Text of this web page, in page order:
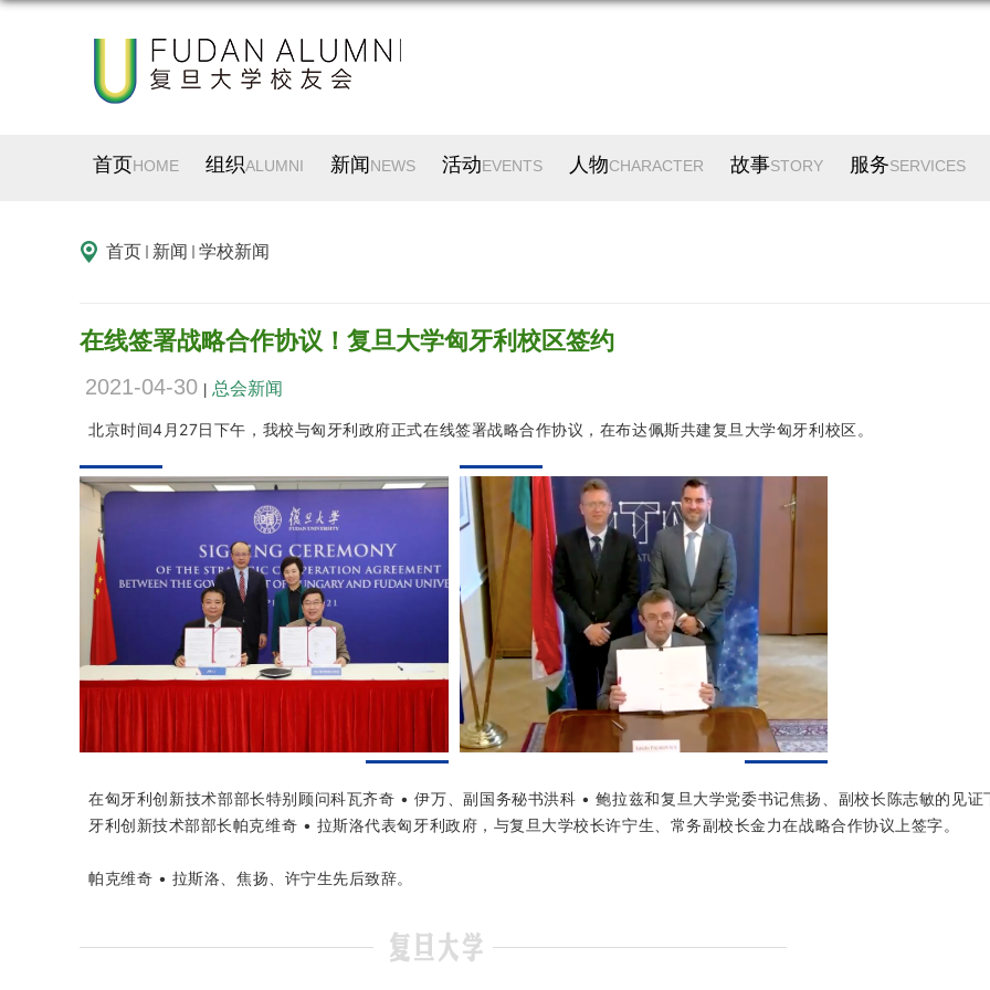
首页HOME 组织ALUMNI 新闻 NEWS 活动EVENTS 人物CHARACTER 故事STORY 服务SERVICES
首页 新闻 学校新闻
在线签署战略合作协议！复旦大学匈牙利校区签约
2021-04-30 总会新闻
北京时间4月27日下午，我校与匈牙利政府正式在线签署战略合作协议，在布达佩斯共建复旦大学匈牙利校区。
在匈牙利创新技术部部长特别顾问科瓦齐奇 • 伊万、副国务秘书洪科 • 鲍拉兹和复旦大学党委书记焦扬、副校长陈志敏的见证
牙利创新技术部部长帕克维奇 • 拉斯洛代表匈牙利政府，与复旦大学校长许宁生、常务副校长金力在战略合作协议上签字。
帕克维奇 • 拉斯洛、焦扬、许宁生先后致辞。